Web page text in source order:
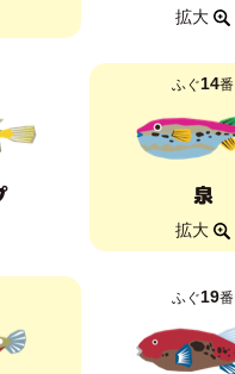
拡大
ふぐ14番
泉
拡大
ふぐ19番